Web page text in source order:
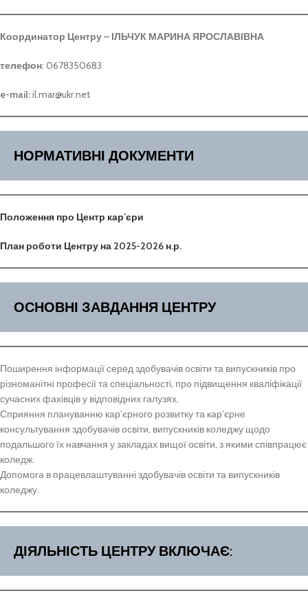
Координатор Центру – ІЛЬЧУК МАРИНА ЯРОСЛАВІВНА
телефон: 0678350683
e-mail:il.mar@ukr.net
НОРМАТИВНІ ДОКУМЕНТИ
Положення про Центр кар’єри
План роботи Центру на 2025-2026 н.р.
ОСНОВНІ ЗАВДАННЯ ЦЕНТРУ
​​Поширення інформації серед здобувачів освіти та випускників про
різноманітні професії та спеціальності, про підвищення кваліфікації
сучасних фахівців у відповідних галузях.
Сприяння плануванню кар’єрного розвитку та кар’єрне
консультування здобувачів освіти, випускників коледжу щодо
подальшого їх навчання у закладах вищої освіти, з якими співпрацює
коледж.
Допомога в працевлаштуванні здобувачів освіти та випускників
коледжу.
ДІЯЛЬНІСТЬ ЦЕНТРУ ВКЛЮЧАЄ: